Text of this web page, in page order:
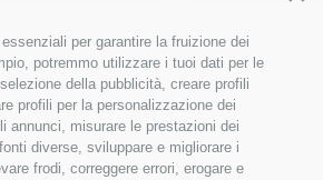
per garantire la fruizione dei
potremmo utilizzare i tuoi dati per le
della pubblicità, creare profili
profili per la personalizzazione dei
annunci, misurare le prestazioni dei
diverse, sviluppare e migliorare i
frodi, correggere errori, erogare e
recensioni della community